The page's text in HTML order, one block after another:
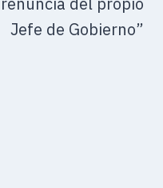
Jefe de Gobierno”